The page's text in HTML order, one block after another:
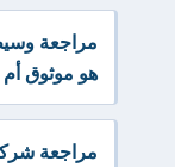
هو موثوق